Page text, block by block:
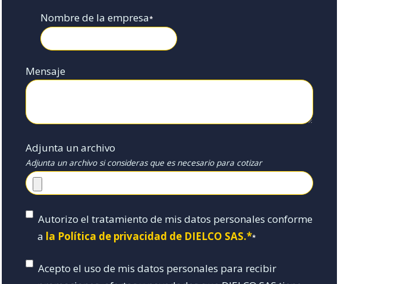
Nombre de la empresa*
Mensaje
Adjunta un archivo
Adjunta un archivo si consideras que es necesario para cotizar
Autorizo el tratamiento de mis datos personales conforme
a la Política de privacidad de DIELCO SAS.**
Acepto el uso de mis datos personales para recibir